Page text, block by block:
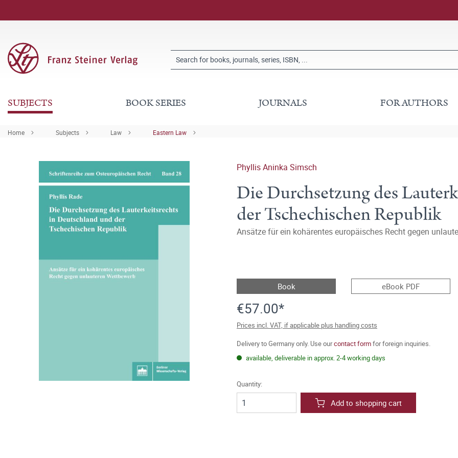
SUBJECTS BOOK SERIES JOURNALS FOR AUTHORS
Home Subjects Law Eastern Law
Phyllis Aninka Simsch
Die Durchsetzung des
der Tschechischen Republik
Ansätze für ein kohärentes europäisches Recht gegen
Book eBook PDF
€57.00*
Prices incl. VAT, if applicable plus handling costs
Delivery to Germany only. Use ourcontact formfor foreign inquiries.
available, deliverable in approx. 2-4 working days
Quantity:
Add to shopping cart